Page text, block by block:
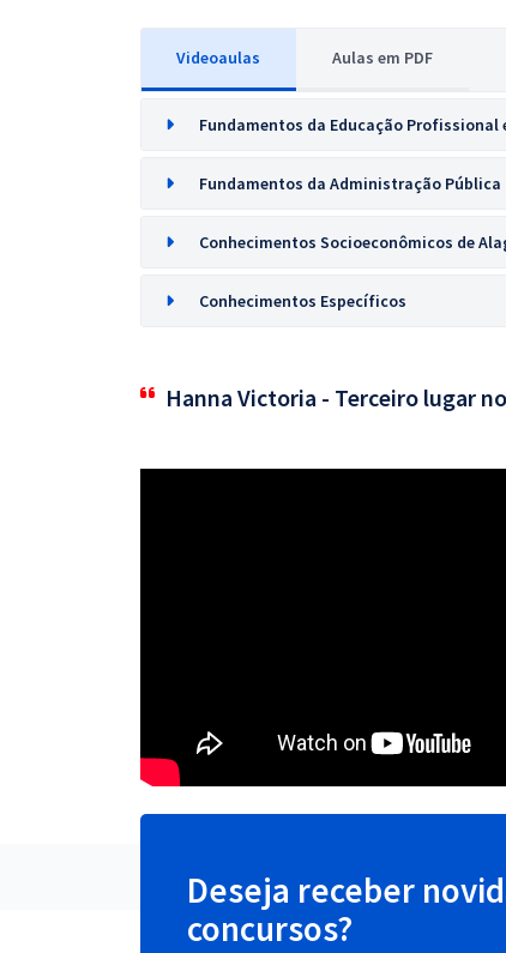
Videoaulas Aulas em PDF
Fundamentos da Educação Profissional
Fundamentos da Administração Pública
Conhecimentos Socioeconômicos de
Conhecimentos Específicos
Hanna Victoria - Terceiro lugar
Deseja receber
concursos?